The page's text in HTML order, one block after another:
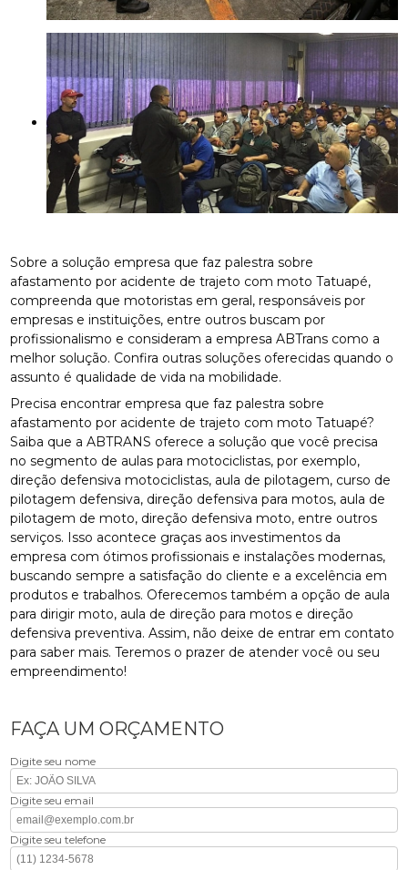
Sobre a solução empresa que faz palestra sobre
afastamento por acidente de trajeto com moto Tatuapé,
compreenda que motoristas em geral, responsáveis por
empresas e instituições, entre outros buscam por
profissionalismo e consideram a empresa ABTrans como a
melhor solução. Confira outras soluções oferecidas quando o
assunto é qualidade de vida na mobilidade.
Precisa encontrar empresa que faz palestra sobre
afastamento por acidente de trajeto com moto Tatuapé?
Saiba que a ABTRANS oferece a solução que você precisa
no segmento de aulas para motociclistas, por exemplo,
direção defensiva motociclistas, aula de pilotagem, curso de
pilotagem defensiva, direção defensiva para motos, aula de
pilotagem de moto, direção defensiva moto, entre outros
serviços. Isso acontece graças aos investimentos da
empresa com ótimos profissionais e instalações modernas,
buscando sempre a satisfação do cliente e a excelência em
produtos e trabalhos. Oferecemos também a opção de aula
para dirigir moto, aula de direção para motos e direção
defensiva preventiva. Assim, não deixe de entrar em contato
para saber mais. Teremos o prazer de atender você ou seu
empreendimento!
FAÇA UM ORÇAMENTO
Digite seu nome
Digite seu email
Digite seu telefone